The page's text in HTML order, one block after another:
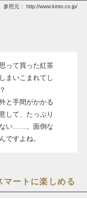
参照元： http://www.kinto.co.jp/
って買った紅茶
まいこまれてし
と手間がかかる
して、たっぷり
ない……。面倒な
ですよね。
マートに楽しめる